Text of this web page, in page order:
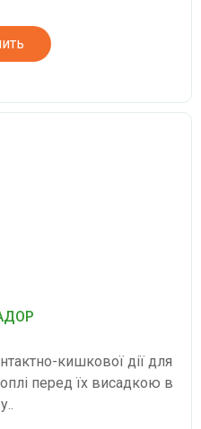
кишкової дії для
перед їх висадкою в